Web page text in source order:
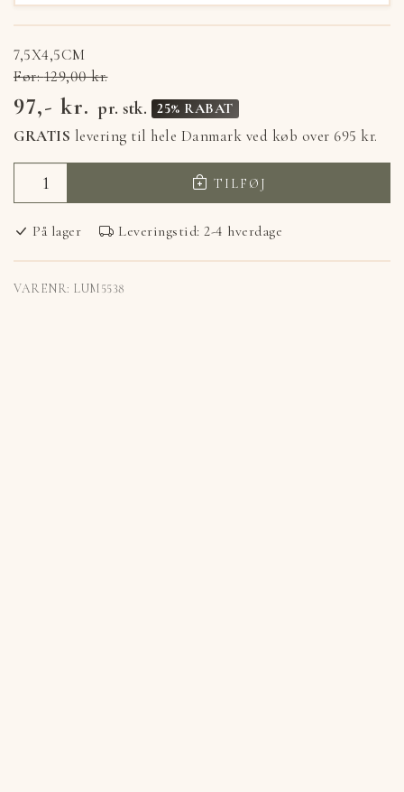
7,5X4,5CM
Før:129,00 kr.
97,- kr. pr. stk. 25% RABAT
GRATIS levering til hele Danmark ved køb over 695 kr.
TILFØJ
På lager Leveringstid: 2-4 hverdage
VARENR: LUM5538